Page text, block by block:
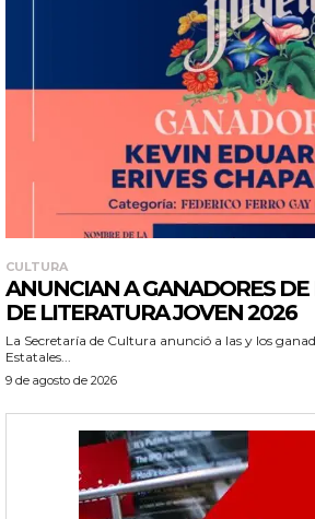
CULTURA
ANUNCIAN A GANADORES DE
DE LITERATURA JOVEN 2026
La Secretaría de Cultura anunció a las y los
Estatales...
9 de agosto de 2026